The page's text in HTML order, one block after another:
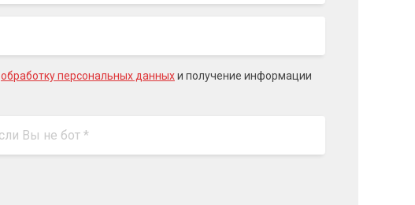
обработку персональных данныхи получение информации